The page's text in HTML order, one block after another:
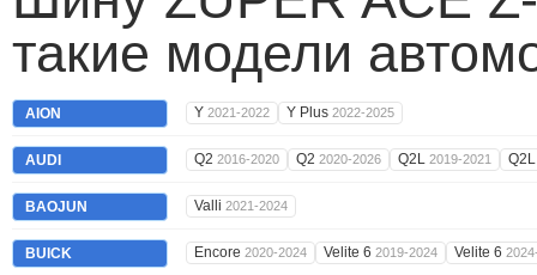
такие модели
AION Y 2021-2022 Y Plus 2022-2025
AUDI Q2 2016-2020 Q2 2020-2026 Q2L 2019-2021
BAOJUN Valli 2021-2024
BUICK Encore 2020-2024 Velite 6 2019-2024 Velite 6